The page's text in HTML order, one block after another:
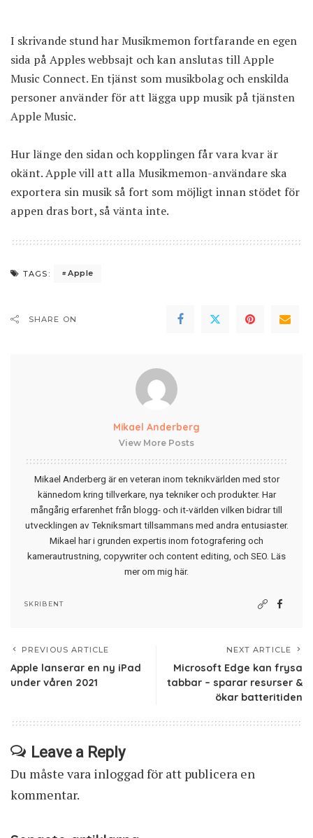
I skrivande stund har Musikmemon fortfarande en egen
sida på Apples webbsajt och kan anslutas till Apple
Music Connect. En tjänst som musikbolag och enskilda
personer använder för att lägga upp musik på tjänsten
Apple Music.
Hur länge den sidan och kopplingen får vara kvar är
okänt. Apple vill att alla Musikmemon-användare ska
exportera sin musik så fort som möjligt innan stödet för
appen dras bort, så vänta inte.
TAGS: Apple
SHARE ON
Mikael Anderberg
View More Posts
Mikael Anderberg är en veteran inom teknikvärlden med stor
kännedom kring tillverkare, nya tekniker och produkter. Har
mångårig erfarenhet från blogg- och it-världen vilken bidrar till
utvecklingen av Tekniksmart tillsammans med andra entusiaster.
Mikael har i grunden expertis inom fotografering och
kamerautrustning, copywriter och content editing, och SEO. Läs
mer om mig här.
SKRIBENT
PREVIOUS ARTICLE
Apple lanserar en ny iPad
under våren 2021
NEXT ARTICLE
Microsoft Edge kan frysa
tabbar – sparar resurser &
ökar batteritiden
Leave a Reply
Du måste vara inloggad för att publicera en
kommentar.